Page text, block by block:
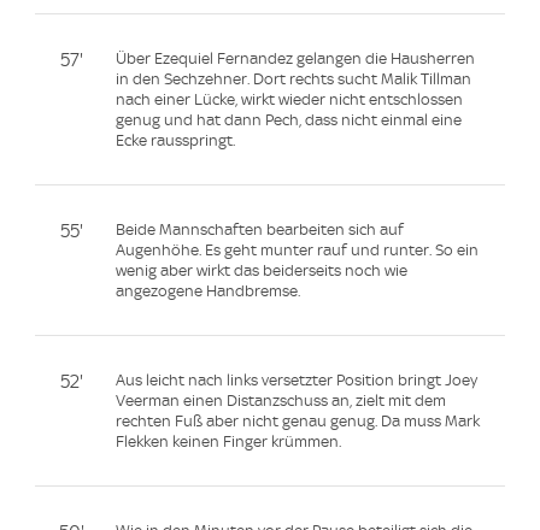
57'
Über Ezequiel Fernandez gelangen die Hausherren
in den Sechzehner. Dort rechts sucht Malik Tillman
nach einer Lücke, wirkt wieder nicht entschlossen
genug und hat dann Pech, dass nicht einmal eine
Ecke rausspringt.
55'
Beide Mannschaften bearbeiten sich auf
Augenhöhe. Es geht munter rauf und runter. So ein
wenig aber wirkt das beiderseits noch wie
angezogene Handbremse.
52'
Aus leicht nach links versetzter Position bringt Joey
Veerman einen Distanzschuss an, zielt mit dem
rechten Fuß aber nicht genau genug. Da muss Mark
Flekken keinen Finger krümmen.